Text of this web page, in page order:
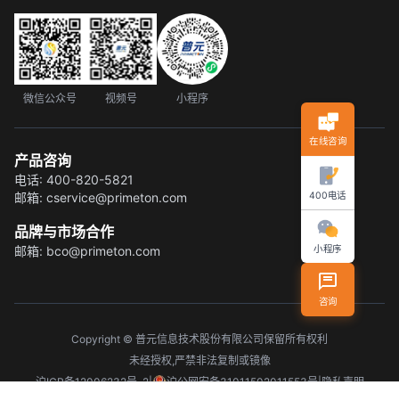
微信公众号 视频号 小程序
产品咨询
电话: 400-820-5821
邮箱: cservice@primeton.com
品牌与市场合作
邮箱: bco@primeton.com
Copyright © 普元信息技术股份有限公司保留所有权利
未经授权,严禁非法复制或镜像
沪ICP备12006232号-2| 沪公网安备31011502011553号|隐私声明
在线咨询
400电话
小程序
咨询